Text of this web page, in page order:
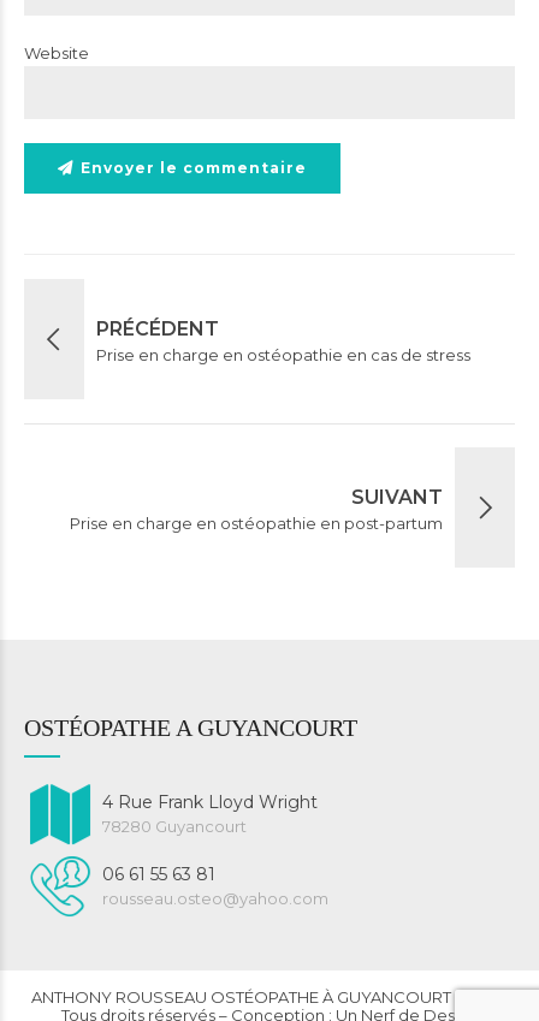
Website
Envoyer le commentaire
PRÉCÉDENT
Prise en charge en ostéopathie en cas de stress
SUIVANT
Prise en charge en ostéopathie en post-partum
OSTÉOPATHE A GUYANCOURT
4 Rue Frank Lloyd Wright
78280 Guyancourt
06 61 55 63 81
rousseau.osteo@yahoo.com
ANTHONY ROUSSEAU OSTÉOPATHE À GUYANCOURT © 2023
Tous droits réservés – Conception : Un Nerf de Design